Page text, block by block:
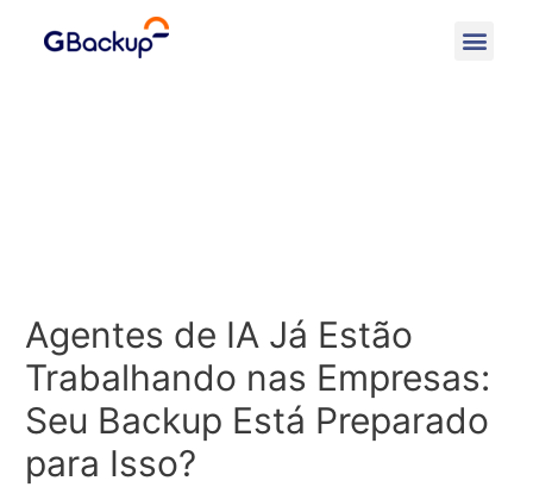
Agentes de IA Já Estão
Trabalhando nas Empresas:
Seu Backup Está Preparado
para Isso?